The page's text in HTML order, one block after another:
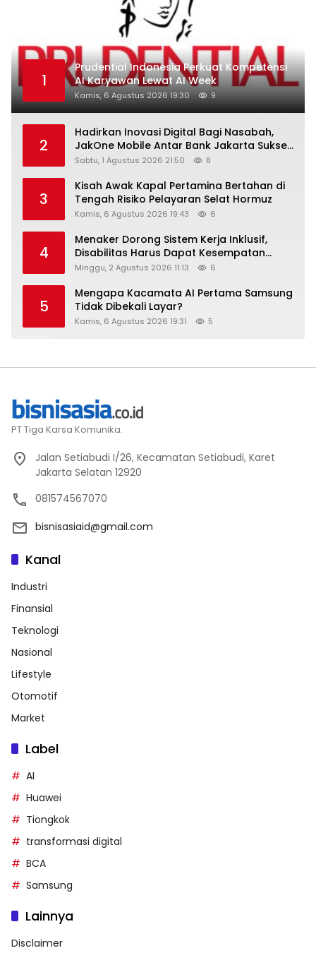
1
Prudential Indonesia Perkuat Kompetensi
AI Karyawan Lewat AI Week
Kamis, 6 Agustus 2026 19:30 9
2
Hadirkan Inovasi Digital Bagi Nasabah,
JakOne Mobile Antar Bank Jakarta Sukses
Raih Digital Excellence Awards 2026
Sabtu, 1 Agustus 2026 21:50 8
3
Kisah Awak Kapal Pertamina Bertahan di
Tengah Risiko Pelayaran Selat Hormuz
Kamis, 6 Agustus 2026 19:43 6
4
Menaker Dorong Sistem Kerja Inklusif,
Disabilitas Harus Dapat Kesempatan
Setara
Minggu, 2 Agustus 2026 11:13 6
5
Mengapa Kacamata AI Pertama Samsung
Tidak Dibekali Layar?
Kamis, 6 Agustus 2026 19:31 5
PT Tiga Karsa Komunika.
Jalan Setiabudi I/26, Kecamatan Setiabudi, Karet
Jakarta Selatan 12920
081574567070
bisnisasiaid@gmail.com
Kanal
Industri
Finansial
Teknologi
Nasional
Lifestyle
Otomotif
Market
Label
AI
Huawei
Tiongkok
transformasi digital
BCA
Samsung
Lainnya
Disclaimer